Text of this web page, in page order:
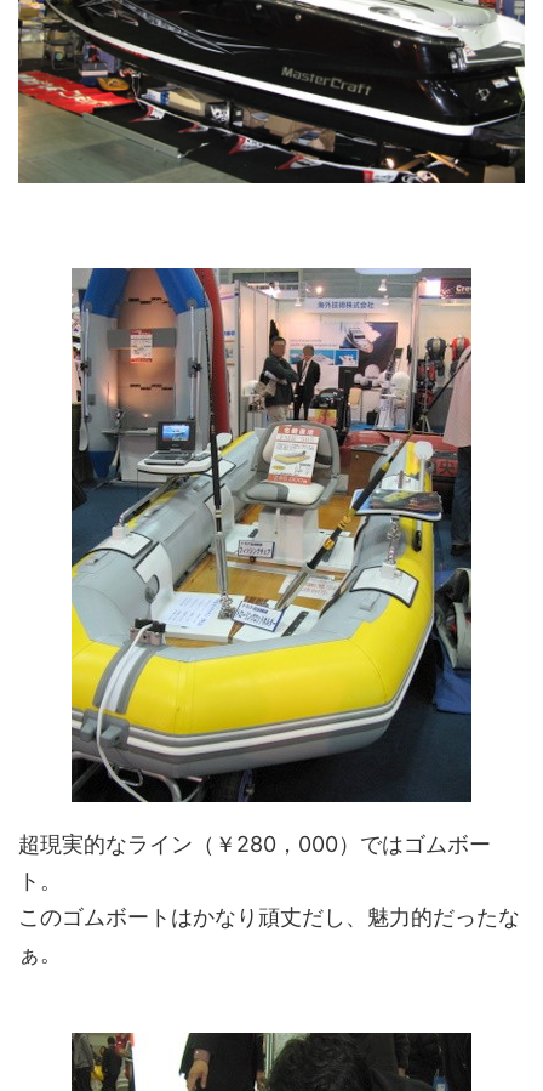
超現実的なライン（￥280，000）ではゴムボー
ト。
このゴムボートはかなり頑丈だし、魅力的だったな
ぁ。